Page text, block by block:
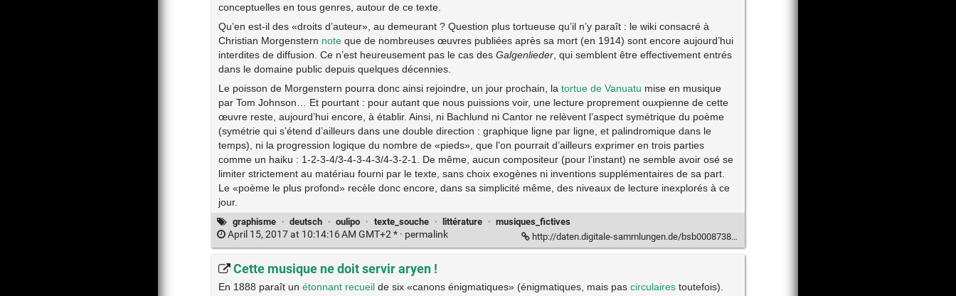
conceptuelles en tous genres, autour de ce texte.
Qu’en est-il des «droits d’auteur», au demeurant ? Question plus tortueuse qu’il n’y paraît : le wiki consacré à
Christian Morgenstern noteque de nombreuses œuvres publiées après sa mort (en 1914) sont encore aujourd’hui
interdites de diffusion. Ce n’est heureusement pas le cas des Galgenlieder, qui semblent être effectivement entrés
dans le domaine public depuis quelques décennies.
Le poisson de Morgenstern pourra donc ainsi rejoindre, un jour prochain, la tortue de Vanuatu mise en musique
par Tom Johnson… Et pourtant : pour autant que nous puissions voir, une lecture proprement ouxpienne de cette
œuvre reste, aujourd’hui encore, à établir. Ainsi, ni Bachlund ni Cantor ne relèvent l’aspect symétrique du poème
(symétrie qui s’étend d’ailleurs dans une double direction : graphique ligne par ligne, et palindromique dans le
temps), ni la progression logique du nombre de «pieds», que l’on pourrait d’ailleurs exprimer en trois parties
comme un haiku : 1-2-3-4/3-4-3-4-3/4-3-2-1. De même, aucun compositeur (pour l’instant) ne semble avoir osé se
limiter strictement au matériau fourni par le texte, sans choix exogènes ni inventions supplémentaires de sa part.
Le «poème le plus profond» recèle donc encore, dans sa simplicité même, des niveaux de lecture inexplorés à ce
jour.
graphisme · deutsch · oulipo · texte_souche · littérature · musiques_fictives
April 15, 2017 at 10:14:16 AM GMT+2 * · permalink http://daten.digitale-sammlungen.de/bsb00087386/image_25
Cette musique ne doit servir aryen !
En 1888 paraît un étonnant recueilde six «canons énigmatiques» (énigmatiques, mais pas circulairestoutefois).